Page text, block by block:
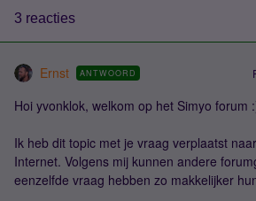
3 reacties
Ernst ANTWOORD
Hoi yvonklok, welkom op het Simyo forum
Ik heb dit topic met je vraag verplaatst
Internet. Volgens mij kunnen andere
eenzelfde vraag hebben zo makkelijker